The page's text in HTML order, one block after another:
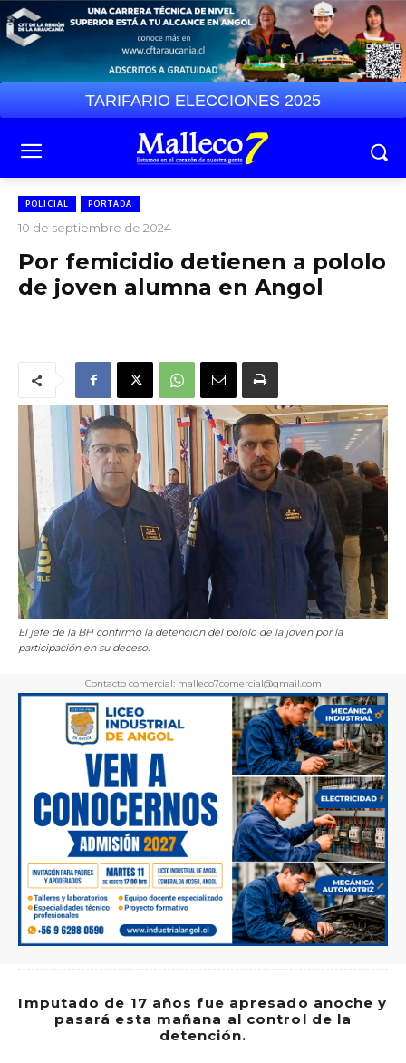
TARIFARIO ELECCIONES 2025
POLICIAL PORTADA
10 de septiembre de 2024
Por femicidio detienen a pololo
de joven alumna en Angol
El jefe de la BH confirmó la detención del pololo de la joven por la
participación en su deceso.
Contacto comercial: malleco7comercial@gmail.com
Imputado de 17 años fue apresado anoche y
pasará esta mañana al control de la
detención.